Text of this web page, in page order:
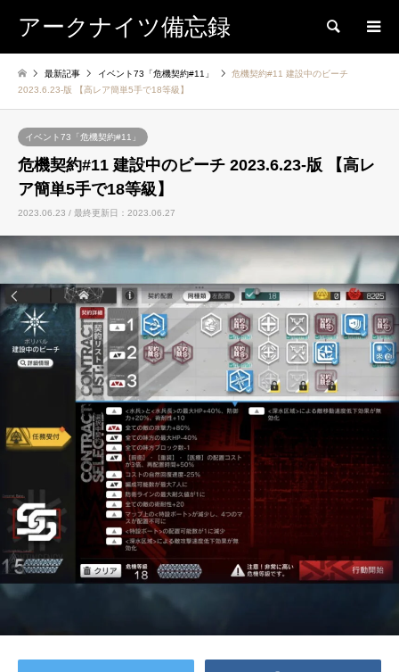
アークナイツ備忘録 検索
最新記事 イベント73「危機契約#11」
危機契約#11 建設中のビーチ
2023.6.23-版 【高レア簡単5手で18等級】
イベント73「危機契約#11」
危機契約#11 建設中のビーチ 2023.6.23-版 【高レ
ア簡単5手で18等級】
2023.06.23 / 最終更新日：2023.06.27